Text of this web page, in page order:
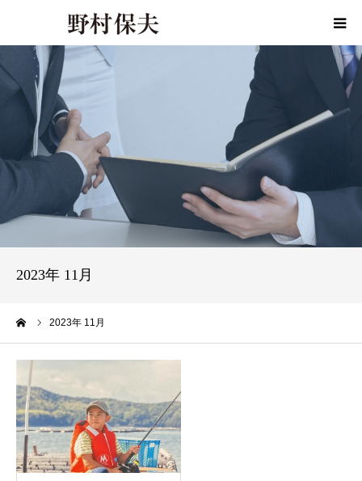
2023年 11月
2023年 11月
HOME
プロフィール
政策
活動報告
お問い合わせ